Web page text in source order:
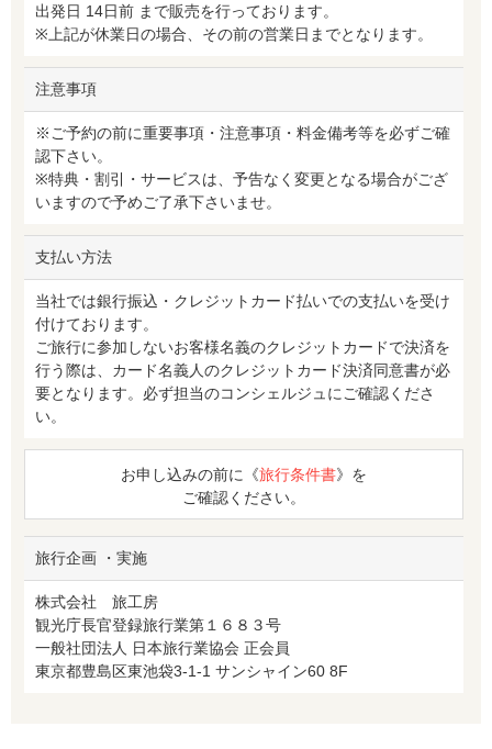
出発日 14日前 まで販売を行っております。
※上記が休業日の場合、その前の営業日までとなります。
注意事項
※ご予約の前に重要事項・注意事項・料金備考等を必ずご確
認下さい。
※特典・割引・サービスは、予告なく変更となる場合がござ
いますので予めご了承下さいませ。
支払い方法
当社では銀行振込・クレジットカード払いでの支払いを受け
付けております。
ご旅行に参加しないお客様名義のクレジットカードで決済を
行う際は、カード名義人のクレジットカード決済同意書が必
要となります。必ず担当のコンシェルジュにご確認くださ
い。
お申し込みの前に《旅行条件書》を
ご確認ください。
旅行企画 ・実施
株式会社 旅工房
観光庁長官登録旅行業第１６８３号
一般社団法人 日本旅行業協会 正会員
東京都豊島区東池袋3-1-1 サンシャイン60 8F